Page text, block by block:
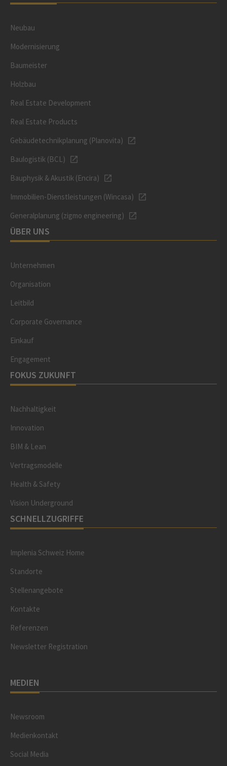
Neubau
Modernisierung
Baumeister
Holzbau
Real Estate Development
Real Estate Products
Gebäudetechnikplanung (Planovita)
Baulogistik (BCL)
Bauphysik & Akustik (Encira)
Immobilien-Dienstleistungen (Wincasa)
Generalplanung (zigmo engineering)
ÜBER UNS
Unternehmen
Organisation
Leitbild
Corporate Governance
Einkauf
Engagement
FOKUS ZUKUNFT
Nachhaltigkeit
Innovation
BIM & Lean
Vertragsmodelle
Health & Safety
Vision Underground
SCHNELLZUGRIFFE
Implenia Schweiz Home
Standorte
Stellenangebote
Kontakte
Referenzen
Newsletter Registration
MEDIEN
Newsroom
Medienkontakt
Social Media